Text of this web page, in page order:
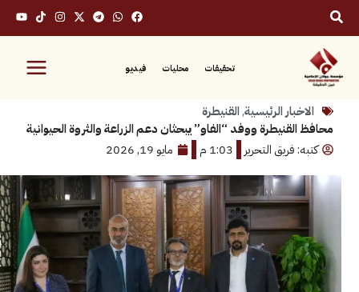
محليات فيديو
الرئيسية,القنيطرة
ووفد “الفاو” يبحثان دعم الزراعة والثروة الحيوانية
فريق التحرير
1:03 م مايو 19, 2026